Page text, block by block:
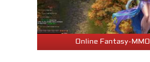
Online Fantasy-MMO